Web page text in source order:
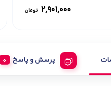
۲,۹۰۱,۰۰۰ تومان
پرسش و پاسخ